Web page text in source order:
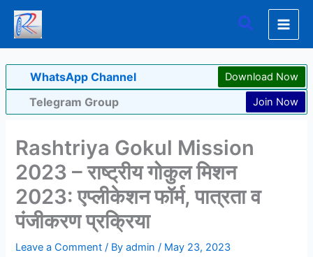
Skip
content
Search
WhatsApp Channel Download Now
Telegram Group Join Now
Rashtriya Gokul Mission
2023 – राष्ट्रीय गोकुल मिशन
2023: एप्लीकेशन फॉर्म, पात्रता व
पंजीकरण प्रक्रिया
Leave a Comment / Byadmin/ May 23, 2023